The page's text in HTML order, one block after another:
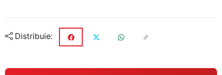
Distribuie: